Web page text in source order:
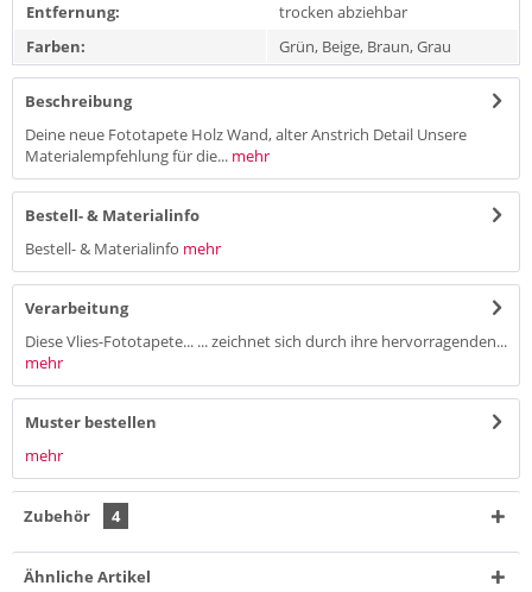
Entfernung:
trocken abziehbar
Farben:
Grün, Beige, Braun, Grau
Beschreibung
Deine neue Fototapete Holz Wand, alter Anstrich Detail Unsere
Materialempfehlung für die... mehr
Bestell- & Materialinfo
Bestell- & Materialinfo mehr
Verarbeitung
Diese Vlies-Fototapete... ... zeichnet sich durch ihre hervorragenden...
mehr
Muster bestellen
mehr
Zubehör 4
Ähnliche Artikel